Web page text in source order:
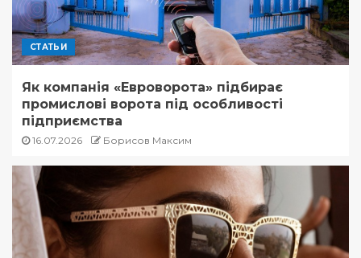
СТАТЬИ
Як компанія «Евроворота» підбирає
промислові ворота під особливості
підприємства
16.07.2026 Борисов Максим